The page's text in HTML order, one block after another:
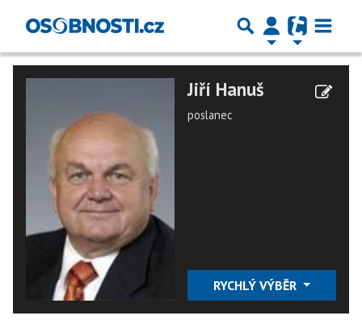
Jiří Hanuš
poslanec
RYCHLÝ VÝBĚR